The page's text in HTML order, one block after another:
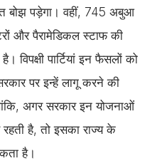
बोझ पड़ेगा। वहीं, 745 अबुआ
और पैरामेडिकल स्टाफ की
विपक्षी पार्टियां इन फैसलों को
पर इन्हें लागू करने की
अगर सरकार इन योजनाओं
है, तो इसका राज्य के
है।